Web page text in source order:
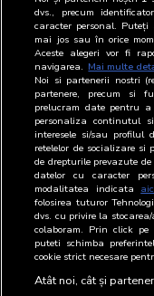
dvs., precum
caracter personal.
mai jos sau în orice
Aceste alegeri vor fi
navigarea. Mai multe
Noi si partenerii nostri
partenere, precum si
prelucram date pentru
personaliza continutul
interesele si/sau
retelelor de socializare
de drepturile prevazute
datelor cu caracter
modalitatea indicata
folosirea tuturor
dvs. cu privire la
colaboram. Prin click pe
puteti schimba
cookie strict necesare
Atât noi, cât și